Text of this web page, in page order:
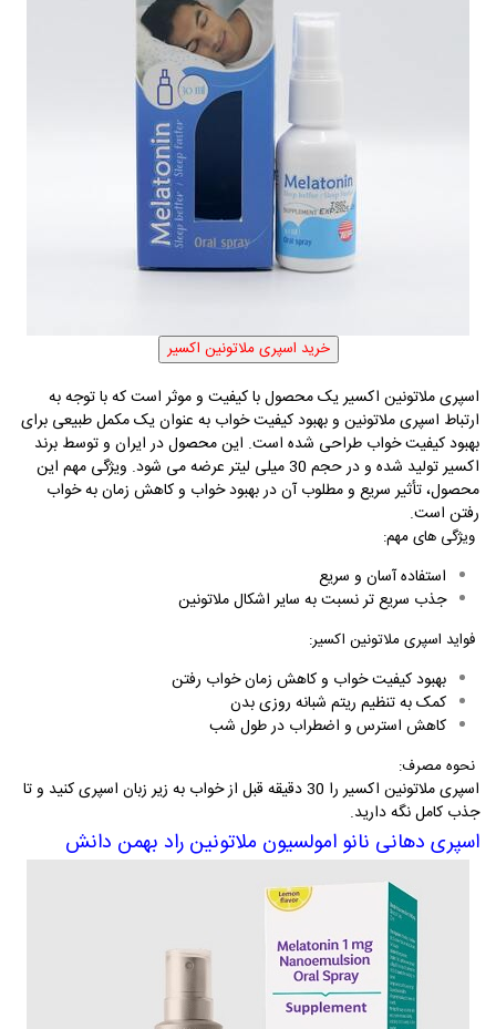
اسپری ملاتونین اکسیر یک محصول با کیفیت و موثر است که با توجه به
ارتباط اسپری ملاتونین و بهبود کیفیت خواب به عنوان یک مکمل طبیعی برای
بهبود کیفیت خواب طراحی شده است. این محصول در ایران و توسط برند
اکسیر تولید شده و در حجم 30 میلی لیتر عرضه می شود. ویژگی مهم این
محصول، تأثیر سریع و مطلوب آن در بهبود خواب و کاهش زمان به خواب
رفتن است.
ویژگی های مهم:
استفاده آسان و سریع
جذب سریع تر نسبت به سایر اشکال ملاتونین
فواید اسپری ملاتونین اکسیر:
بهبود کیفیت خواب و کاهش زمان خواب رفتن
کمک به تنظیم ریتم شبانه روزی بدن
کاهش استرس و اضطراب در طول شب
نحوهمصرف:
اسپری ملاتونین اکسیر را 30 دقیقه قبل از خواب به زیر زبان اسپری کنید و تا
جذب کامل نگه دارید.
اسپری دهانی نانو امولسیون ملاتونین راد بهمن دانش